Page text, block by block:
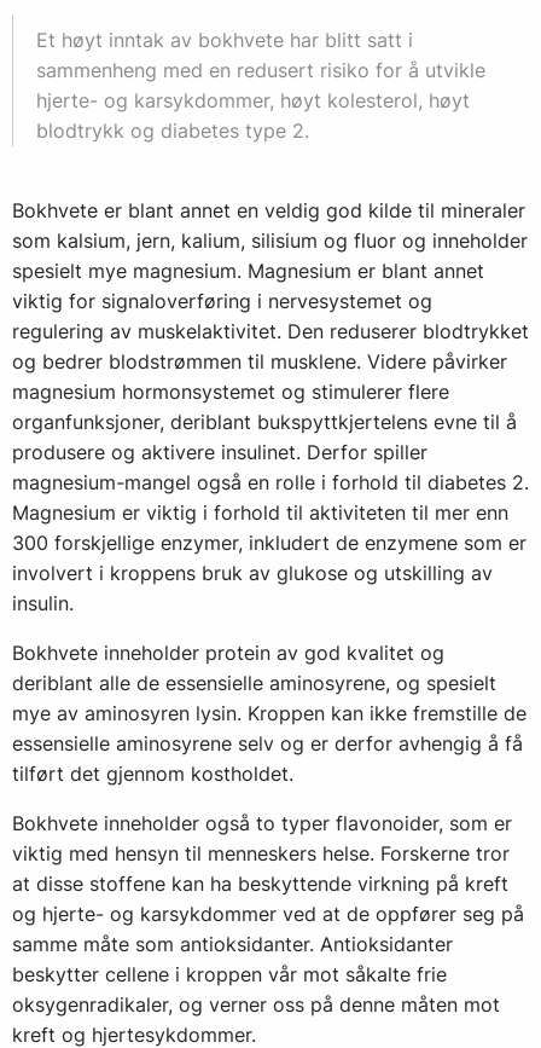
Et høyt inntak av bokhvete har blitt satt i
sammenheng med en redusert risiko for å utvikle
hjerte- og karsykdommer, høyt kolesterol, høyt
blodtrykk og diabetes type 2.
Bokhvete er blant annet en veldig god kilde til mineraler
som kalsium, jern, kalium, silisium og fluor og inneholder
spesielt mye magnesium. Magnesium er blant annet
viktig for signaloverføring i nervesystemet og
regulering av muskelaktivitet. Den reduserer blodtrykket
og bedrer blodstrømmen til musklene. Videre påvirker
magnesium hormonsystemet og stimulerer flere
organfunksjoner, deriblant bukspyttkjertelens evne til å
produsere og aktivere insulinet. Derfor spiller
magnesium-mangel også en rolle i forhold til diabetes 2.
Magnesium er viktig i forhold til aktiviteten til mer enn
300 forskjellige enzymer, inkludert de enzymene som er
involvert i kroppens bruk av glukose og utskilling av
insulin.
Bokhvete inneholder protein av god kvalitet og
deriblant alle de essensielle aminosyrene, og spesielt
mye av aminosyren lysin. Kroppen kan ikke fremstille de
essensielle aminosyrene selv og er derfor avhengig å få
tilført det gjennom kostholdet.
Bokhvete inneholder også to typer flavonoider, som er
viktig med hensyn til menneskers helse. Forskerne tror
at disse stoffene kan ha beskyttende virkning på kreft
og hjerte- og karsykdommer ved at de oppfører seg på
samme måte som antioksidanter. Antioksidanter
beskytter cellene i kroppen vår mot såkalte frie
oksygenradikaler, og verner oss på denne måten mot
kreft og hjertesykdommer.